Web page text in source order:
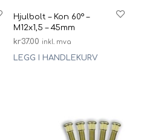
Hjulbolt – Kon 60° –
M12x1,5 – 45mm
kr37.00 inkl. mva
LEGG I HANDLEKURV